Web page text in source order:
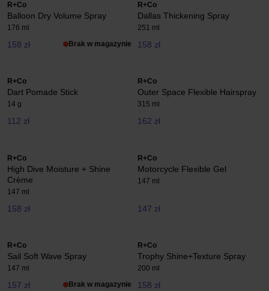
R+Co
Balloon Dry Volume Spray
176 ml
158 zł Brak w magazynie
R+Co
Dallas Thickening Spray
251 ml
158 zł
R+Co
Dart Pomade Stick
14 g
112 zł
R+Co
Outer Space Flexible Hairspray
315 ml
162 zł
R+Co
High Dive Moisture + Shine
Crème
147 ml
158 zł
R+Co
Motorcycle Flexible Gel
147 ml
147 zł
R+Co
Sail Soft Wave Spray
147 ml
157 zł Brak w magazynie
R+Co
Trophy Shine+Texture Spray
200 ml
158 zł